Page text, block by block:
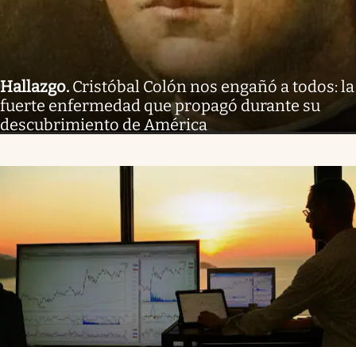
Hallazgo. Cristóbal Colón nos engañó a todos: la
fuerte enfermedad que propagó durante su
descubrimiento de América